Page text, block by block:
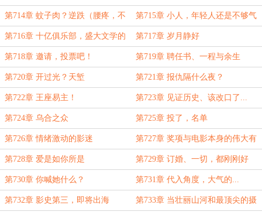
第714章 蚊子肉？逆跌（腰疼，不
能久坐，需要一点时间康复，最近两
更）
第715章 小人，年轻人还是不够气
魄
第716章 十亿俱乐部，盛大文学的
最后一搏
第717章 岁月静好
第718章 邀请，投票吧！ 第719章 聘任书、一程与余生
第720章 开过光？天堑 第721章 报仇隔什么夜？
第722章 王座易主！ 第723章 见证历史、该改口了...
第724章 乌合之众 第725章 投了，名单
第726章 情绪激动的影迷 第727章 奖项与电影本身的伟大有
时并不划等号！
第728章 爱是如你所是 第729章 订婚、一切，都刚刚好
第730章 你喊她什么？ 第731章 代入角度，大气的...
第732章 影史第三，即将出海 第733章 当壮丽山河和最顶尖的摄